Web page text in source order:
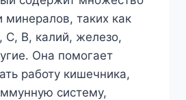
минералов, таких как
С, В, калий, железо,
Она помогает
работу кишечника,
систему,